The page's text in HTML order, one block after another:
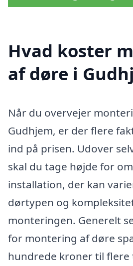
Hvad koster
af døre i
Når du overvejer
Gudhjem, er der flere
ind på prisen. Udover
skal du tage højde for
installation, der kan
dørtypen og
monteringen. Generelt
for montering af døre
hundrede kroner til